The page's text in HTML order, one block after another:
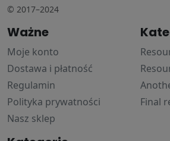
© 2017–2024
Ważne
Moje konto
Dostawa i płatność
Regulamin
Polityka prywatności
Nasz sklep
Final